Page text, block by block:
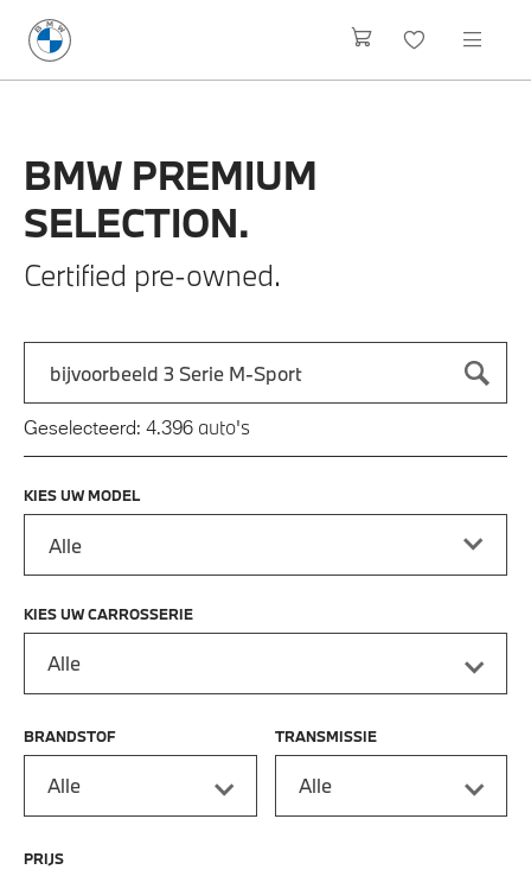
BMW PREMIUM
SELECTION.
Certified pre-owned.
Zoek naar een automodel, bijvoorbeeld 3 Serie M-Sport
Typ een automodel in en druk op enter om te zoeken
Geselecteerd: 4.396 auto's
KIES UW MODEL
KIES UW CARROSSERIE
Alle
BRANDSTOF
Alle
TRANSMISSIE
Alle
PRIJS